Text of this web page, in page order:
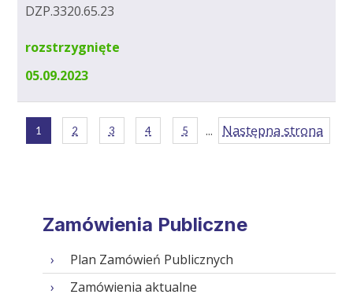
DZP.3320.65.23
rozstrzygnięte
05.09.2023
1 2 3 4 5 ... Następna strona
Zamówienia Publiczne
Plan Zamówień Publicznych
Zamówienia aktualne